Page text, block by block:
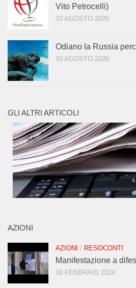
Vito Petrocelli)
10 AGOSTO 2026
Odiano la Russia
10 AGOSTO 2026
GLI ALTRI ARTICOLI
AZIONI
AZIONI / RESOCONTI
Manifestazione a
16 FEBBRAIO 2024